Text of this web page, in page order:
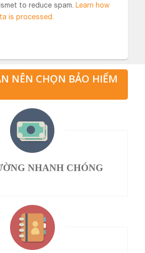
to reduce spam.
Learn how
is processed.
NÊN CHỌN BẢO HIỂM
NHANH CHÓNG